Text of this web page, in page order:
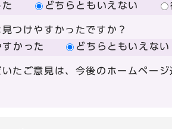
どちらともいえない
つけやすかったですか？
すかった
どちらともいえない
たご意見は、今後のホームページ